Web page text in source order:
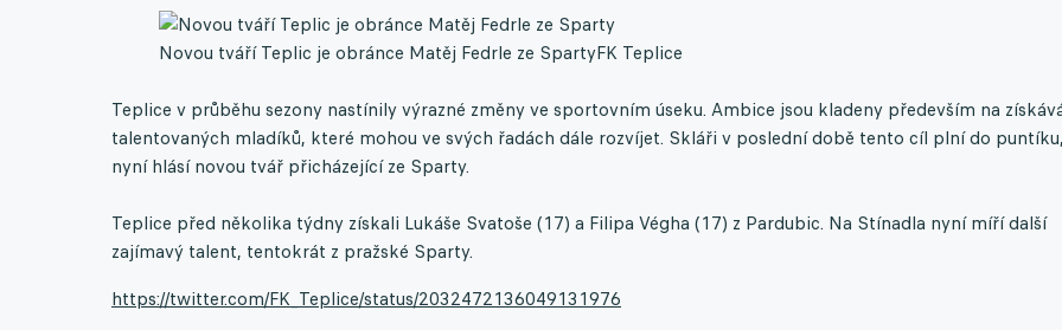
Novou tváří Teplic je obránce Matěj Fedrle ze SpartyFK Teplice
Teplice v průběhu sezony nastínily výrazné změny ve sportovním úseku. Ambice jsou kladeny především na
talentovaných mladíků, které mohou ve svých řadách dále rozvíjet. Skláři v poslední době tento cíl plní do puntíku,
nyní hlásí novou tvář přicházející ze Sparty.
Teplice před několika týdny získali Lukáše Svatoše (17) a Filipa Végha (17) z Pardubic. Na Stínadla nyní míří další
zajímavý talent, tentokrát z pražské Sparty.
https://twitter.com/FK_Teplice/status/2032472136049131976